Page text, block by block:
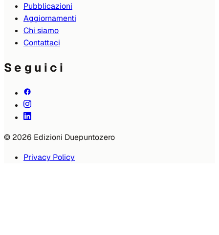
Pubblicazioni
Aggiornamenti
Chi siamo
Contattaci
Seguici
© 2026 Edizioni Duepuntozero
Privacy Policy